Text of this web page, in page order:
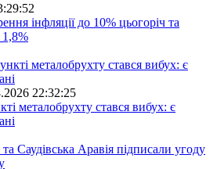
інфляції до 10% цьогоріч та
1,8%
22:32:25
металобрухту стався вибух: є